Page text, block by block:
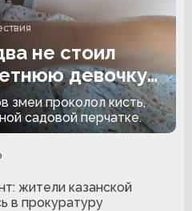
не стоил
девочку
змеи проколол кисть,
садовой перчатке.
жители казанской
в прокуратуру